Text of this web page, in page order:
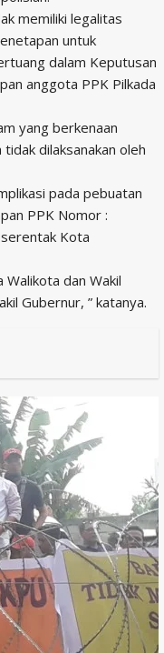
memiliki legalitas
untuk
dalam Keputusan
anggota PPK Pilkada
yang berkenaan
dilaksanakan oleh
pada pebuatan
PPK Nomor :
Kota
dan Wakil
Gubernur, ” katanya.